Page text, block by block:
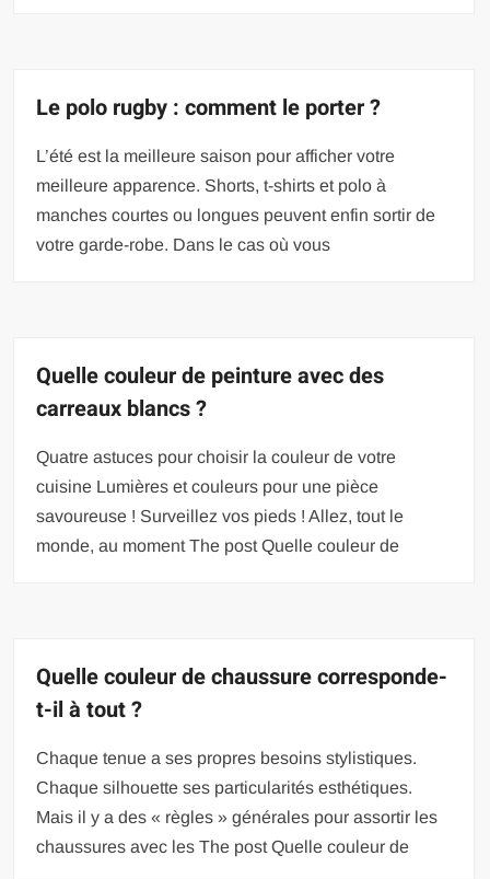
Le polo rugby : comment le porter ?
L’été est la meilleure saison pour afficher votre
meilleure apparence. Shorts, t-shirts et polo à
manches courtes ou longues peuvent enfin sortir de
votre garde-robe. Dans le cas où vous
Quelle couleur de peinture avec des
carreaux blancs ?
Quatre astuces pour choisir la couleur de votre
cuisine Lumières et couleurs pour une pièce
savoureuse ! Surveillez vos pieds ! Allez, tout le
monde, au moment The post Quelle couleur de
Quelle couleur de chaussure corresponde-
t-il à tout ?
Chaque tenue a ses propres besoins stylistiques.
Chaque silhouette ses particularités esthétiques.
Mais il y a des « règles » générales pour assortir les
chaussures avec les The post Quelle couleur de